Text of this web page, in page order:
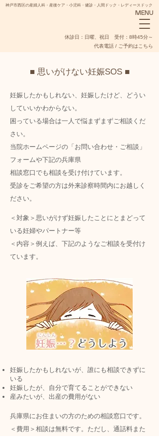
NADESHIKO
​休診日：日曜、祝日 受付：8時45分～
代表電話 / ご予約はこちら
MENU
神戸市西区の産婦人科・産後ケア・小児科・健診・人間ドック・レディースドック
■ 思いがけない妊娠SOS ■
妊娠したかもしれない、妊娠したけど、どうい
していいかわからない。
困っている場合は一人で悩まずまずご相談くだ
さい。
当院ホームページの 「お問い合わせ・ご相談」
フォームや下記の兵庫県
相談窓口でも相談を受け付けています。
​受診をご希望の方は外来診察時間内にお越しく
ださい。
＜対象＞思いがけず妊娠したことにとまどって
いる妊婦やパートナー等
＜内容＞例えば、下記のようなご相談を受付け
ています。
妊娠したかもしれないが、誰にも相談できずに
いる
妊娠したが、自分で育てることができない
産みたいが、出産の費用がない
兵庫県にお住まいの方のための相談窓口です。
＜費用＞相談は無料です。ただし、通話料また